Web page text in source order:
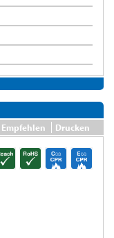
Empfehlen
Drucken